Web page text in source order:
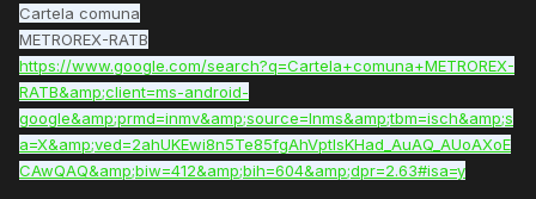
Cartela comuna
METROREX-RATB
https://www.google.com/search?q=Cartela+comuna+METROREX-
RATB&amp;client=ms-android-
google&amp;prmd=inmv&amp;source=lnms&amp;tbm=isch&amp;s
a=X&amp;ved=2ahUKEwi8n5Te85fgAhVptIsKHad_AuAQ_AUoAXoE
CAwQAQ&amp;biw=412&amp;bih=604&amp;dpr=2.63#isa=y